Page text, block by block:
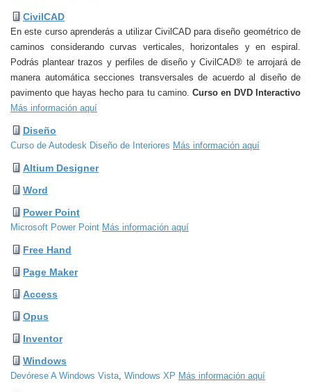
CivilCAD
En este curso aprenderás a utilizar CivilCAD para diseño geométrico de
caminos considerando curvas verticales, horizontales y en espiral.
Podrás plantear trazos y perfiles de diseño y CivilCAD® te arrojará de
manera automática secciones transversales de acuerdo al diseño de
pavimento que hayas hecho para tu camino. Curso en DVD Interactivo
Más información aquí
Diseño
Curso de Autodesk Diseño de Interiores Más información aquí
Altium Designer
Word
Power Point
Microsoft Power Point Más información aquí
Free Hand
Page Maker
Access
Opus
Inventor
Windows
Devórese A Windows Vista, Windows XP Más información aquí